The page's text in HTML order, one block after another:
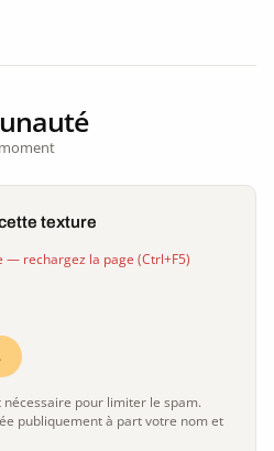
texture
— rechargez la page (Ctrl+F5)
pour limiter le spam.
publiquement à part votre nom et